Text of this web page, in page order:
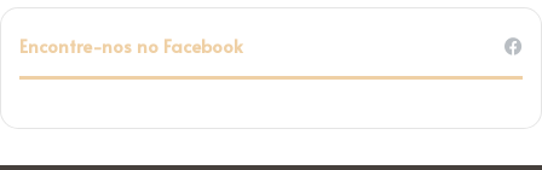
Encontre-nos no Facebook